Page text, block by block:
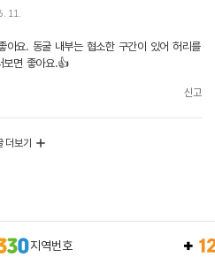
11.
아요. 동굴 내부는 협소한 구간이 있어 허리를
보면 좋아요.👍
신고
더보기
지역번호